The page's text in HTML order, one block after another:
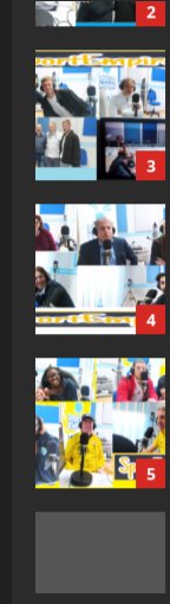
3
4
5